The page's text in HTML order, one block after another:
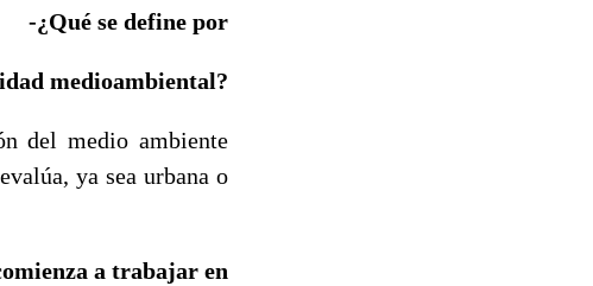
-¿Qué se define por
medioambiental?
del medio ambiente
ya sea urbana o
a trabajar en